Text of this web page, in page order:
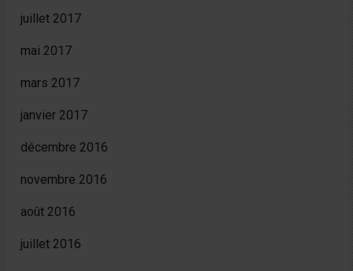
juillet 2017
mai 2017
mars 2017
janvier 2017
décembre 2016
novembre 2016
août 2016
juillet 2016